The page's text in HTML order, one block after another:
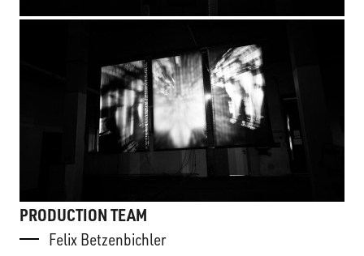
PRODUCTION TEAM
Felix Betzenbichler